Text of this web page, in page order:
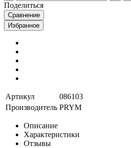
Поделиться
Сравнение
Избранное
Артикул
086103
Производитель PRYM
Описание
Характеристики
Отзывы